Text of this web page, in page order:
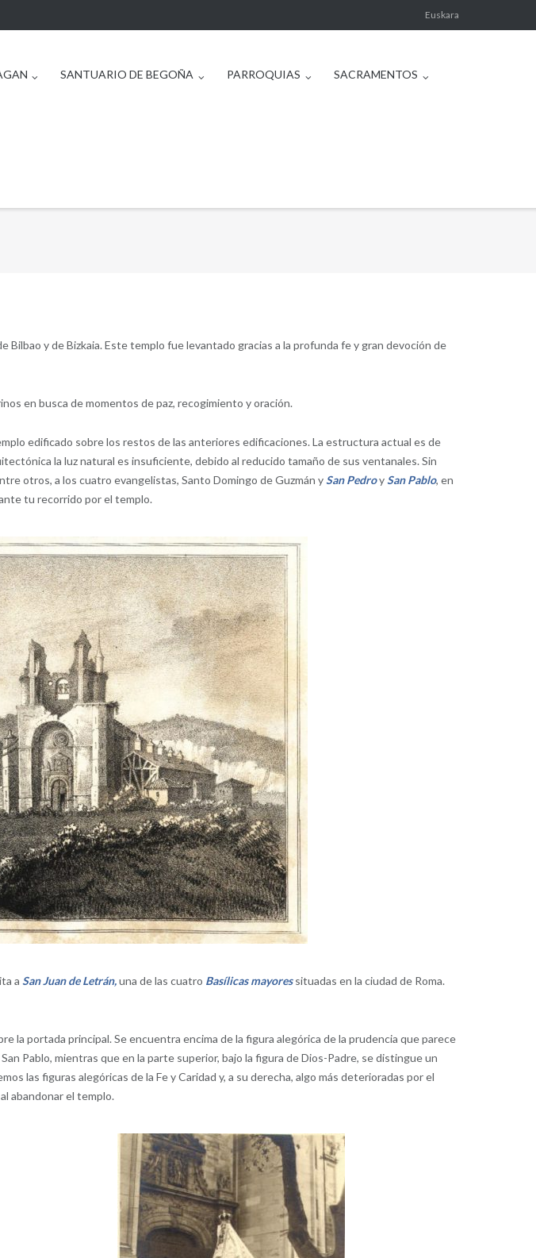
Euskara
SANTUARIO DE BEGOÑA PARROQUIAS SACRAMENTOS
Bilbao y de Bizkaia. Este templo fue levantado gracias a la profunda fe y gran devoción de
en busca de momentos de paz, recogimiento y oración.
edificado sobre los restos de las anteriores edificaciones. La estructura actual es de
la luz natural es insuficiente, debido al reducido tamaño de sus ventanales. Sin
otros, a los cuatro evangelistas, Santo Domingo de Guzmán ySan PedroySan Pablo, en
tu recorrido por el templo.
a San Juan de Letrán,una de las cuatro Basílicas mayoressituadas en la ciudad de Roma.
la portada principal. Se encuentra encima de la figura alegórica de la prudencia que parece
Pablo, mientras que en la parte superior, bajo la figura de Dios-Padre, se distingue un
las figuras alegóricas de la Fe y Caridad y, a su derecha, algo más deterioradas por el
abandonar el templo.